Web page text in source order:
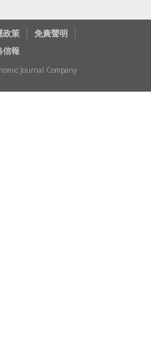
政策
免責聲明
信報
Journal Company